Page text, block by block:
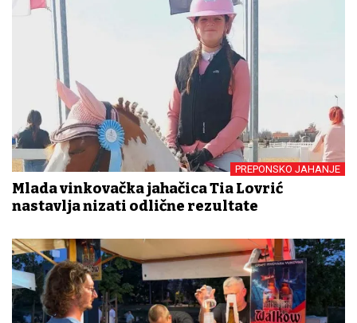
PREPONSKO JAHANJE
Mlada vinkovačka jahačica Tia Lovrić
nastavlja nizati odlične rezultate